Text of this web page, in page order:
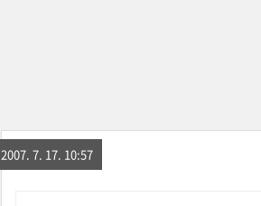
2007. 7. 17. 10:57